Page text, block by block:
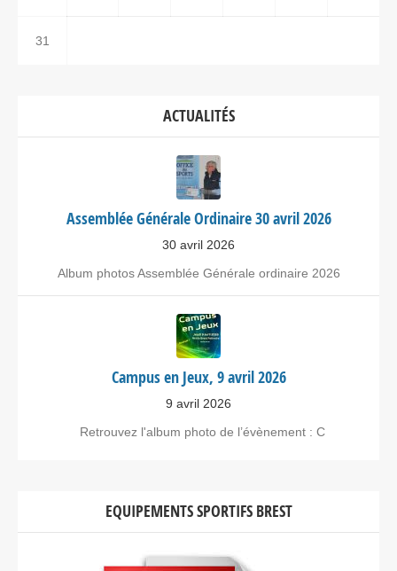
31
ACTUALITÉS
Assemblée Générale Ordinaire 30 avril 2026
30 avril 2026
Album photos Assemblée Générale ordinaire 2026
Campus en Jeux, 9 avril 2026
9 avril 2026
Retrouvez l'album photo de l’évènement : C
EQUIPEMENTS SPORTIFS BREST